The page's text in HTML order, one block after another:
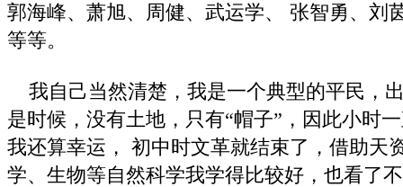
郭海峰、萧旭、周健、武运学、 张智勇、
等等。
我自己当然清楚，我是一个典型的平民，
是时候，没有土地，只有“帽子”，因此小时
我还算幸运， 初中时文革就结束了，借助天
学、生物等自然科学我学得比较好，也看了